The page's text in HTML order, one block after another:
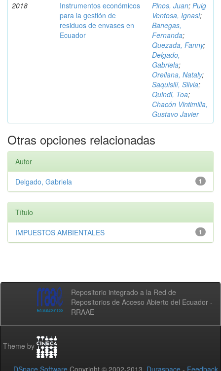
2018
Instrumentos económicos
para la gestión de
residuos de envases en
Ecuador
Pinos, Juan; Puig
Ventosa, Ignasi;
Banegas,
Fernanda;
Quezada, Fanny;
Delgado,
Gabriela;
Orellana, Nataly;
Saquisilí, Silvia;
Quindi, Toa;
Chacón Vintimilla,
Gustavo Javier
Otras opciones relacionadas
Autor
1
Delgado, Gabriela
Título
1
IMPUESTOS AMBIENTALES
Repositorio integrado a la Red de
Repositorios de Acceso Abierto del Ecuador -
RRAAE
Theme by
DSpace Software Copyright © 2002-2013 Duraspace - Feedback